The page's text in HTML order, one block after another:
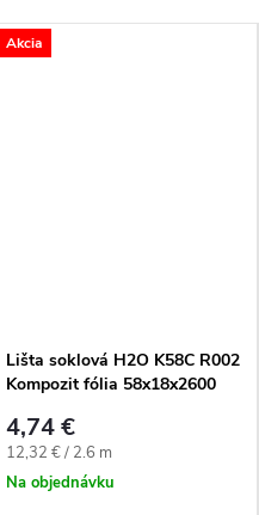
Akcia
Lišta soklová H2O K58C R002
Kompozit fólia 58x18x2600
4,74 €
Jednotková cena:
12,32 € / 2.6 m
Na objednávku